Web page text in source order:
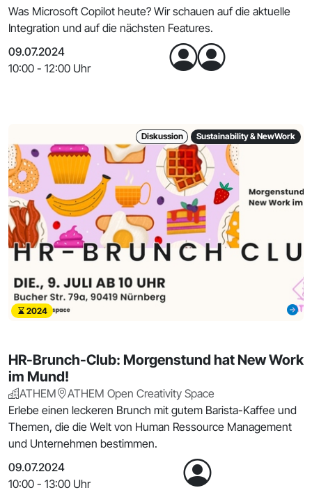
Was Microsoft Copilot heute? Wir schauen auf die aktuelle
Integration und auf die nächsten Features.
09.07.2024
10:00 - 12:00 Uhr
Diskussion Sustainability & NewWork
2024
HR-Brunch-Club: Morgenstund hat New Work
im Mund!
ATHEM
ATHEM Open Creativity Space
Erlebe einen leckeren Brunch mit gutem Barista-Kaffee und
Themen, die die Welt von Human Ressource Management
und Unternehmen bestimmen.
09.07.2024
10:00 - 13:00 Uhr